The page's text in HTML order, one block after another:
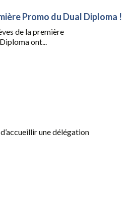
Promo du Dual Diploma !
de la première
ont...
une délégation